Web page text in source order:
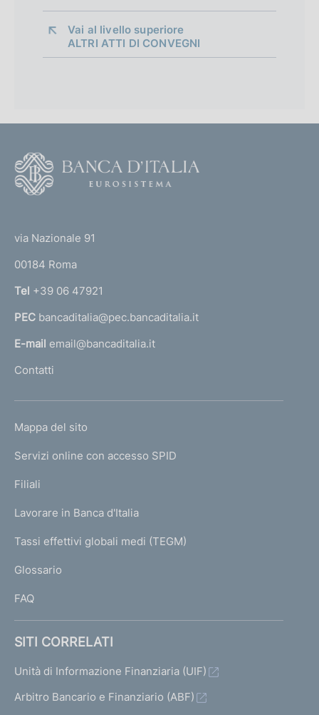
d
a
p
r
o
f
o
n
d
i
m
e
n
t
Vai al livello superiore
ALTRI ATTI DI CONVEGNI
r
n
a
l
'
m
e
a
g
via Nazionale 91
00184 Roma
Tel +39 06 47921
PEC bancaditalia@pec.bancaditalia.it
E-mail email@bancaditalia.it
Contatti
L
N
K
T
I
I
Mappa del sito
Servizi online con accesso SPID
Filiali
Lavorare in Banca d'Italia
Tassi effettivi globali medi (TEGM)
Glossario
FAQ
SITI CORRELATI
Unità di Informazione Finanziaria (UIF)
Arbitro Bancario e Finanziario (ABF)